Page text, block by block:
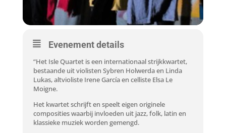
Evenement details
“Het Isle Quartet is een internationaal strijkkwartet,
bestaande uit violisten Sybren Holwerda en Linda
Lukas, altvioliste Irene García en celliste Elsa Le
Moigne.
Het kwartet schrijft en speelt eigen originele
composities waarbij invloeden uit jazz, folk, latin en
klassieke muziek worden gemengd.